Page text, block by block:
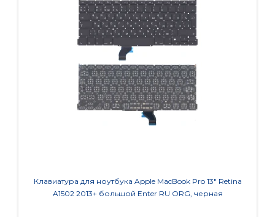
Клавиатура для ноутбука Apple MacBook Pro 13" Retina
A1502 2013+ большой Enter RU ORG, черная